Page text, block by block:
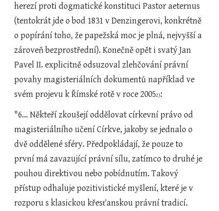
herezí proti dogmatické konstituci Pastor aeternus
(tentokrát jde o bod 1831 v Denzingerovi, konkrétně
o popírání toho, že papežská moc je plná, nejvyšší a
zároveň bezprostřední). Konečně opět i svatý Jan
Pavel II. explicitně odsuzoval zlehčování právní
povahy magisteriálních dokumentů například ve
svém projevu k Římské rotě v roce 20052):
"6... Někteří zkoušejí oddělovat církevní právo od
magisteriálního učení Církve, jakoby se jednalo o
dvě oddělené sféry. Předpokládají, že pouze to
první má zavazující právní sílu, zatímco to druhé je
pouhou direktivou nebo pobídnutím. Takový
přístup odhaluje pozitivistické myšlení, které je v
rozporu s klasickou křesťanskou právní tradicí.